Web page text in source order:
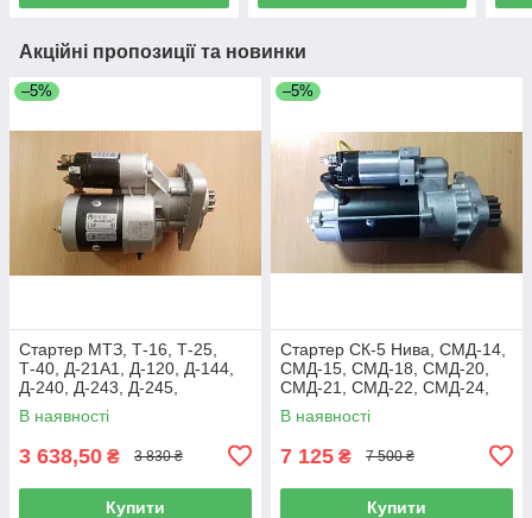
Акційні пропозиції та новинки
–5%
Стартер МТЗ, Т-16, Т-25,
Т-40, Д-21А1, Д-120, Д-144,
Д-240, Д-243, Д-245,
MAGNETON 12 В 2,7 КВТ
(9142780)
В наявності
3 638,50 ₴ 3 830 ₴
Купити
–5%
Стартер СК-5 Нива, СМД-14,
СМД-15, СМД-18, СМД-20,
СМД-21, СМД-22, СМД-24,
JUBANA JUBANA 24В 8,1 КВТ
В наявності
7 125 ₴ 7 500 ₴
Купити